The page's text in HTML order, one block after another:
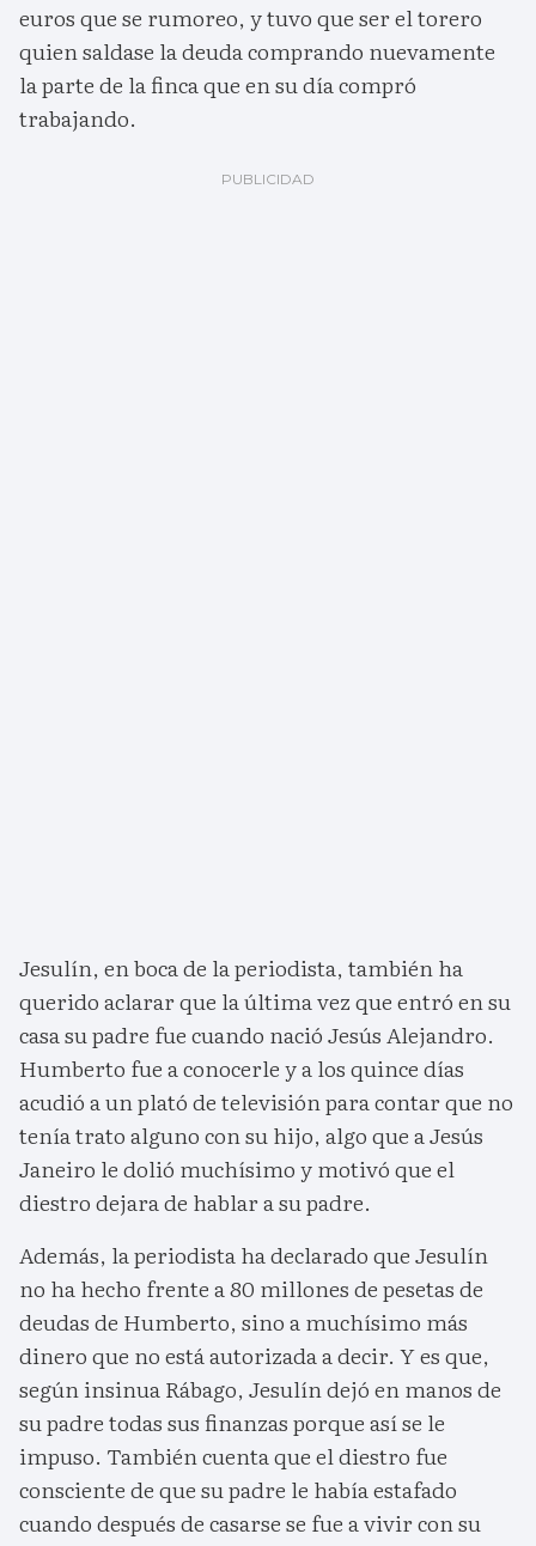
euros que se rumoreo, y tuvo que ser el torero
quien saldase la deuda comprando nuevamente
la parte de la finca que en su día compró
trabajando.
Jesulín, en boca de la periodista, también ha
querido aclarar que la última vez que entró en su
casa su padre fue cuando nació Jesús Alejandro.
Humberto fue a conocerle y a los quince días
acudió a un plató de televisión para contar que no
tenía trato alguno con su hijo, algo que a Jesús
Janeiro le dolió muchísimo y motivó que el
diestro dejara de hablar a su padre.
Además, la periodista ha declarado que Jesulín
no ha hecho frente a 80 millones de pesetas de
deudas de Humberto, sino a muchísimo más
dinero que no está autorizada a decir. Y es que,
según insinua Rábago, Jesulín dejó en manos de
su padre todas sus finanzas porque así se le
impuso. También cuenta que el diestro fue
consciente de que su padre le había estafado
cuando después de casarse se fue a vivir con su